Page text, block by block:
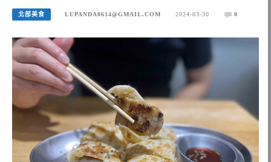
北部美食 LUPANDA0614@GMAIL.COM 2024-03-30 0